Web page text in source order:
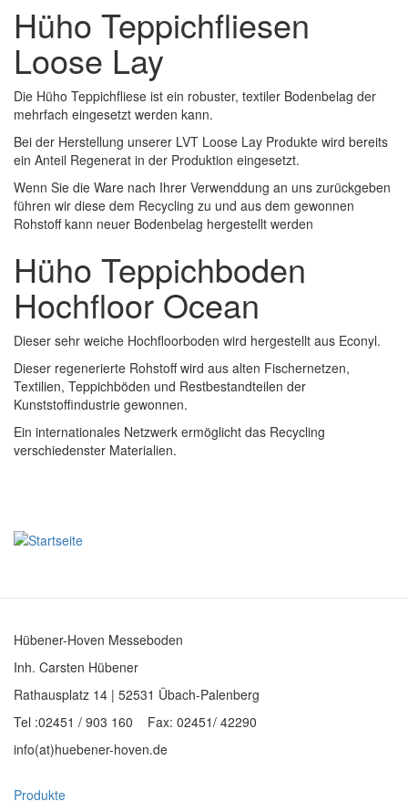
Hüho Teppichfliesen
Loose Lay
Die Hüho Teppichfliese ist ein robuster, textiler Bodenbelag der
mehrfach eingesetzt werden kann.
Bei der Herstellung unserer LVT Loose Lay Produkte wird bereits
ein Anteil Regenerat in der Produktion eingesetzt.
Wenn Sie die Ware nach Ihrer Verwenddung an uns zurückgeben
führen wir diese dem Recycling zu und aus dem gewonnen
Rohstoff kann neuer Bodenbelag hergestellt werden
Hüho Teppichboden
Hochfloor Ocean
Dieser sehr weiche Hochfloorboden wird hergestellt aus Econyl.
Dieser regenerierte Rohstoff wird aus alten Fischernetzen,
Textilien, Teppichböden und Restbestandteilen der
Kunststoffindustrie gewonnen.
Ein internationales Netzwerk ermöglicht das Recycling
verschiedenster Materialien.
Hübener-Hoven Messeboden
Inh. Carsten Hübener
Rathausplatz 14 | 52531 Übach-Palenberg
Tel :02451 / 903 160 Fax: 02451/ 42290
info(at)huebener-hoven.de
Produkte